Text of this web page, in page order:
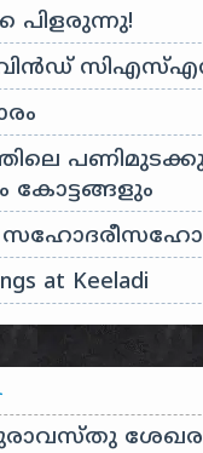
പിളരുന്നു!
കോട്ടങ്ങളും
at Keeladi